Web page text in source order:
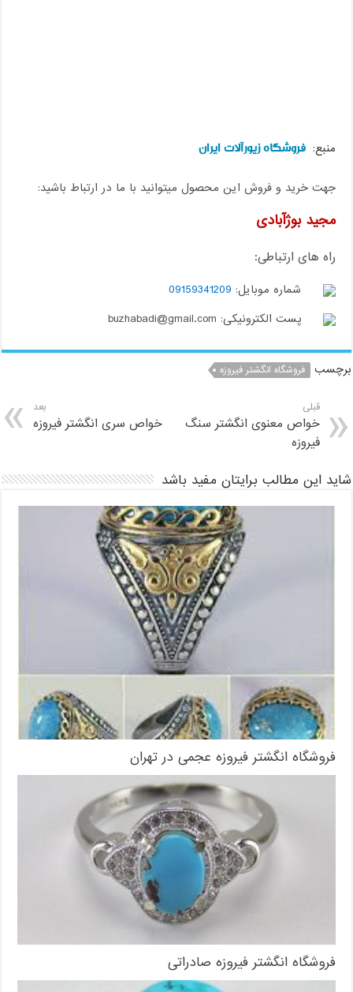
منبع: فروشگاه زیورآلات ایران
جهت خرید و فروش این محصول میتوانید با ما در ارتباط باشید:
مجید بوژآبادی
راه های ارتباطی:
شماره موبایل: 09159341209
پست الکترونیکی: buzhabadi@gmail.com
برچسب فروشگاه انگشتر فیروزه
قبلی
خواص معنوی انگشتر سنگ
فیروزه
بعد
خواص سری انگشتر فیروزه
شاید این مطالب برایتان مفید باشد
فروشگاه انگشتر فیروزه عجمی در تهران
فروشگاه انگشتر فیروزه صادراتی